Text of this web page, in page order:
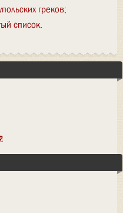
греков
список